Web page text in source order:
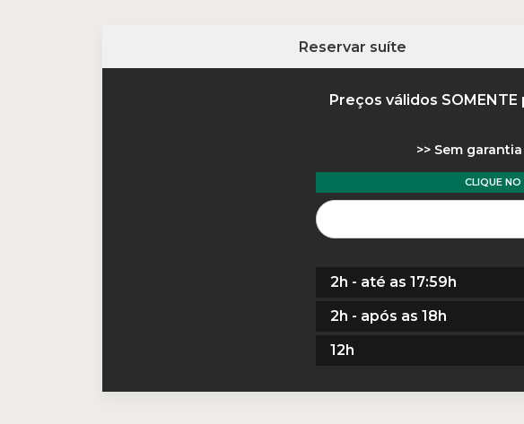
Reservar suíte
Preços válidos SOMENTE
Sem
CLIQUE
2h - até as 17:59h
2h - após as 18h
12h